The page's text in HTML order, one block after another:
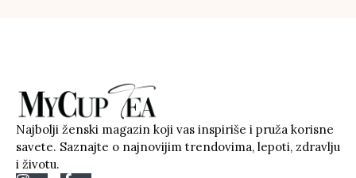
Najbolji ženski magazin koji vas inspiriše i pruža korisne
savete. Saznajte o najnovijim trendovima, lepoti, zdravlju
i životu.